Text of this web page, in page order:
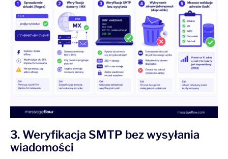
3. Weryfikacja SMTP bez wysyłania
wiadomości